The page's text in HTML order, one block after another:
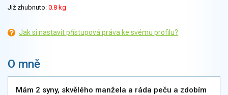
Již zhubnuto: 0.8 kg
Jak si nastavit přístupová práva ke svému profilu?
O mně
Mám 2 syny, skvělého manžela a ráda peču a zdobím